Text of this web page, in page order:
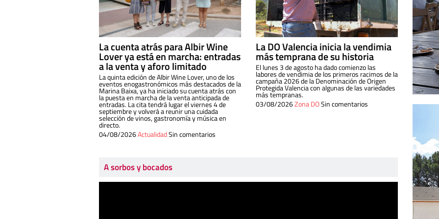
La cuenta atrás para Albir Wine
Lover ya está en marcha: entradas
a la venta y aforo limitado
La quinta edición de Albir Wine Lover, uno de los
eventos enogastronómicos más destacados de la
Marina Baixa, ya ha iniciado su cuenta atrás con
la puesta en marcha de la venta anticipada de
entradas. La cita tendrá lugar el viernes 4 de
septiembre y volverá a reunir una cuidada
selección de vinos, gastronomía y música en
directo.
04/08/2026ActualidadSin comentarios
La DO Valencia inicia la vendimia
más temprana de su historia
El lunes 3 de agosto ha dado comienzo las
labores de vendimia de los primeros racimos de la
campaña 2026 de la Denominación de Origen
Protegida Valencia con algunas de las variedades
más tempranas.
03/08/2026Zona DOSin comentarios
A sorbos y bocados